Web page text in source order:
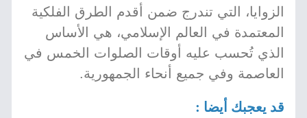
الزوايا، التي تندرج ضمن أقدم الطرق الفلكية
المعتمدة في العالم الإسلامي، هي الأساس
الذي تُحسب عليه أوقات الصلوات الخمس في
العاصمة وفي جميع أنحاء الجمهورية.
قد يعجبك أيضا :